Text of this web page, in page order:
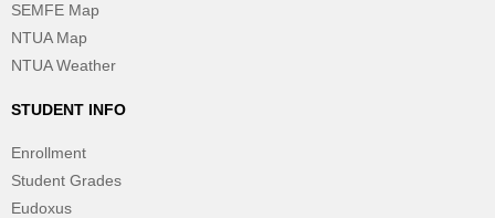
SEMFE Map
NTUA Map
NTUA Weather
STUDENT INFO
Enrollment
Student Grades
Eudoxus